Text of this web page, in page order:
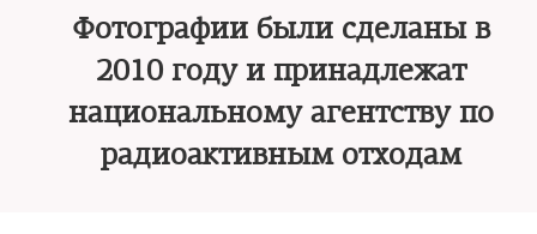
Фотографии были сделаны в
2010 году и принадлежат
национальному агентству по
радиоактивным отходам